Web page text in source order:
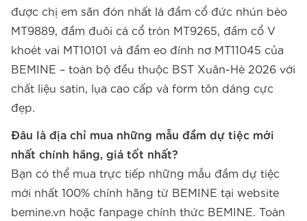
được chị em săn đón nhất là đầm cổ đức nhún bèo
MT9889, đầm đuôi cá cổ tròn MT9265, đầm cổ V
khoét vai MT10101 và đầm eo đính nơ MT11045 của
BEMINE – toàn bộ đều thuộc BST Xuân-Hè 2026 với
chất liệu satin, lụa cao cấp và form tôn dáng cực
đẹp.
Đâu là địa chỉ mua những mẫu đầm dự tiệc mới
nhất chính hãng, giá tốt nhất?
Bạn có thể mua trực tiếp những mẫu đầm dự tiệc
mới nhất 100% chính hãng từ BEMINE tại website
bemine.vn hoặc fanpage chính thức BEMINE. Toàn